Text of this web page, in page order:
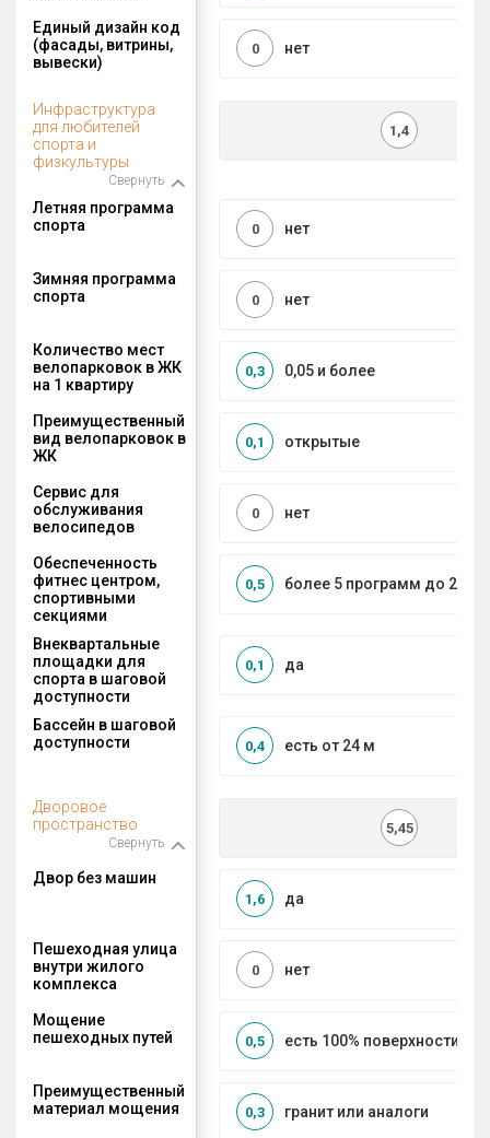
Единый дизайн код
(фасады, витрины,
вывески)
нет
0
Инфраструктура
для любителей
спорта и
физкультуры
Свернуть
1,4
Летняя программа
спорта
нет
0
Зимняя программа
спорта
нет
0
Количество мест
велопарковок в ЖК
на 1 квартиру
0,05 и более
0,3
Преимущественный
вид велопарковок в
ЖК
открытые
0,1
Сервис для
обслуживания
велосипедов
нет
0
Обеспеченность
фитнес центром,
спортивными
секциями
более 5 программ до 2 км
0,5
Внеквартальные
площадки для
спорта в шаговой
доступности
да
0,1
Бассейн в шаговой
доступности
есть от 24 м
0,4
Дворовое
пространство
Свернуть
5,45
Двор без машин
да
1,6
Пешеходная улица
внутри жилого
комплекса
нет
0
Мощение
пешеходных путей
есть 100% поверхности
0,5
Преимущественный
материал мощения
гранит или аналоги
0,3